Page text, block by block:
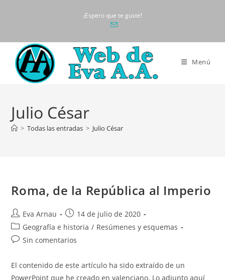
¡Espero que te guste!
Menú
Julio César
> Todas las entradas > Julio César
Roma, de la República al Imperio
Autor
de
la
entrada:
Eva Arnau
Publicación
de
entrada:
14 de julio de 2020
Categoría
de
Geografía e historia / Resúmenes y esquemas
Comentarios
la
entrada:
Sin comentarios
El contenido de este artículo ha sido extraído de un
PowerPoint que he creado en valenciano. Lo adjunto aquí